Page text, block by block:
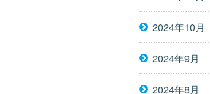
2024年10月
2024年9月
2024年8月